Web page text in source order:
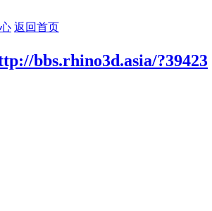
返回首页
bbs.rhino3d.asia/?39423